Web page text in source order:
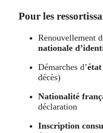
Pour les
Renouvellement
nationale
Démarches d’
décès)
Nationalité
déclaration
Inscription